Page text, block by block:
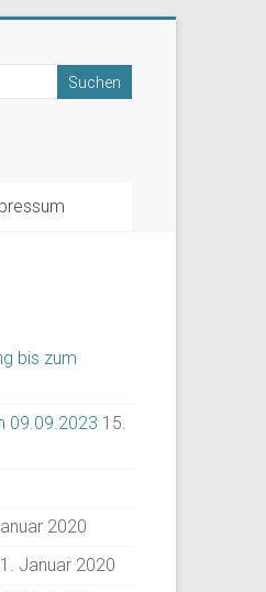
bis zum
09.09.2023 15.
2020
1. Januar 2020